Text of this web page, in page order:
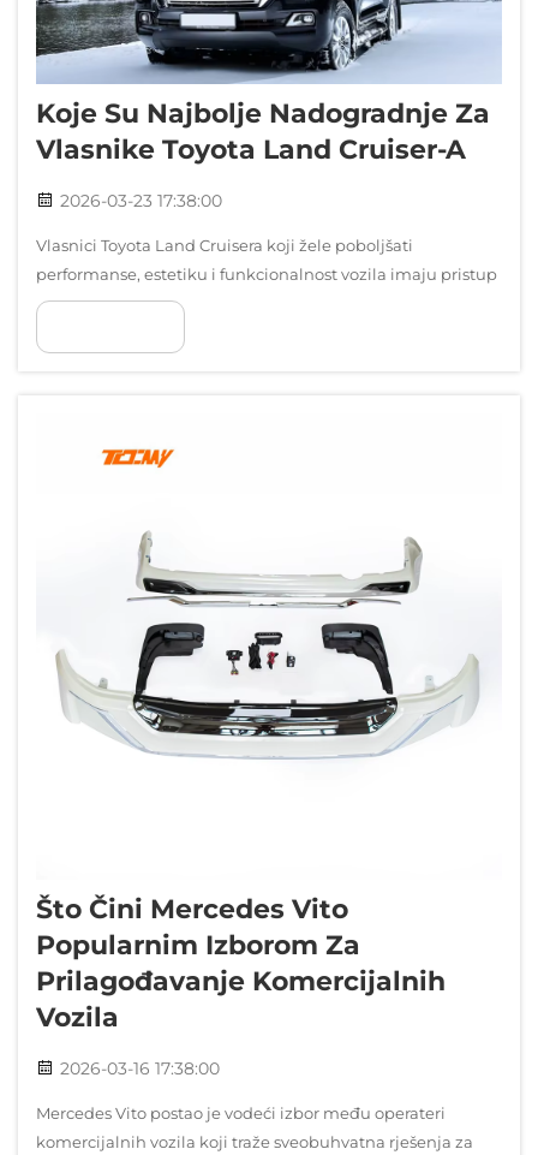
Koje Su Najbolje Nadogradnje Za
Vlasnike Toyota Land Cruiser-A
2026-03-23 17:38:00
Vlasnici Toyota Land Cruisera koji žele poboljšati
performanse, estetiku i funkcionalnost vozila imaju pristup
širokom spektru nadogradnji na popratnom tržištu koje
Što Čini Mercedes Vito
Popularnim Izborom Za
Prilagođavanje Komercijalnih
Vozila
2026-03-16 17:38:00
Mercedes Vito postao je vodeći izbor među operateri
komercijalnih vozila koji traže sveobuhvatna rješenja za